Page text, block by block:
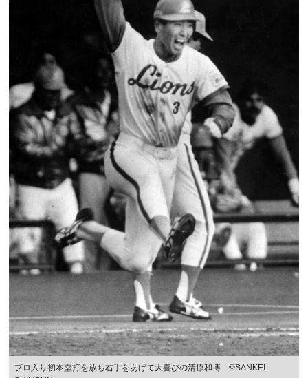
プロ入り初本塁打を放ち右手をあげて大喜びの清原和博 ©️SANKEI